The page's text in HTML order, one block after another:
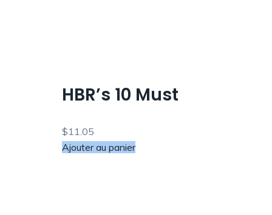
HBR’s 10 Must
$11.05
Ajouter au panier